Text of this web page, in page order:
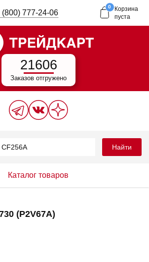
(800) 777-24-06
0
Корзина
пуста
21606
Заказов отгружено
Найти
Каталог товаров
(P2V67A)